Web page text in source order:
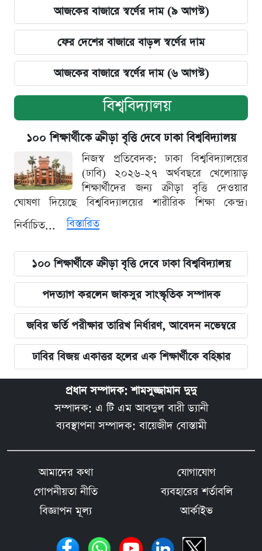
আজকের বাজারে স্বর্ণের দাম (৯ আগস্ট)
ফের দেশের বাজারে বাড়ল স্বর্ণের দাম
আজকের বাজারে স্বর্ণের দাম (৬ আগস্ট)
বিশ্ববিদ্যালয়
১০০ শিক্ষার্থীকে ক্রীড়া বৃত্তি দেবে ঢাকা বিশ্ববিদ্যালয়
নিজস্ব প্রতিবেদক: ঢাকা বিশ্ববিদ্যালয়ের
(ঢাবি) ২০২৬-২৭ অর্থবছরে খেলোয়াড়
শিক্ষার্থীদের জন্য ক্রীড়া বৃত্তি দেওয়ার
ঘোষণা দিয়েছে বিশ্ববিদ্যালয়ের শারীরিক শিক্ষা কেন্দ্র।
নির্বাচিত...
বিস্তারিত
১০০ শিক্ষার্থীকে ক্রীড়া বৃত্তি দেবে ঢাকা বিশ্ববিদ্যালয়
পদত্যাগ করলেন জাকসুর সাংস্কৃতিক সম্পাদক
জবির ভর্তি পরীক্ষার তারিখ নির্ধারণ, আবেদন নভেম্বরে
ঢাবির বিজয় একাত্তর হলের এক শিক্ষার্থীকে বহিষ্কার
প্রধান সম্পাদক: শামসুজ্জামান দুদু
সম্পাদক: এ টি এম আবদুল বারী ড্যানী
ব্যবস্থাপনা সম্পাদক: বায়েজীদ বোস্তামী
আমাদের কথা
যোগাযোগ
গোপনীয়তা নীতি
ব্যবহারের শর্তাবলি
বিজ্ঞাপন মূল্য
আর্কাইভ